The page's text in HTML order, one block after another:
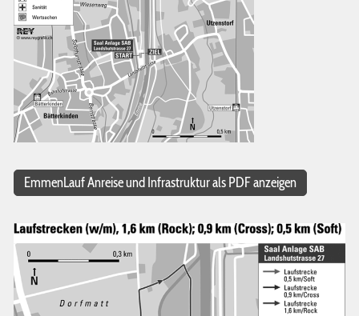
EmmenLauf Anreise und Infrastruktur als PDF anzeigen